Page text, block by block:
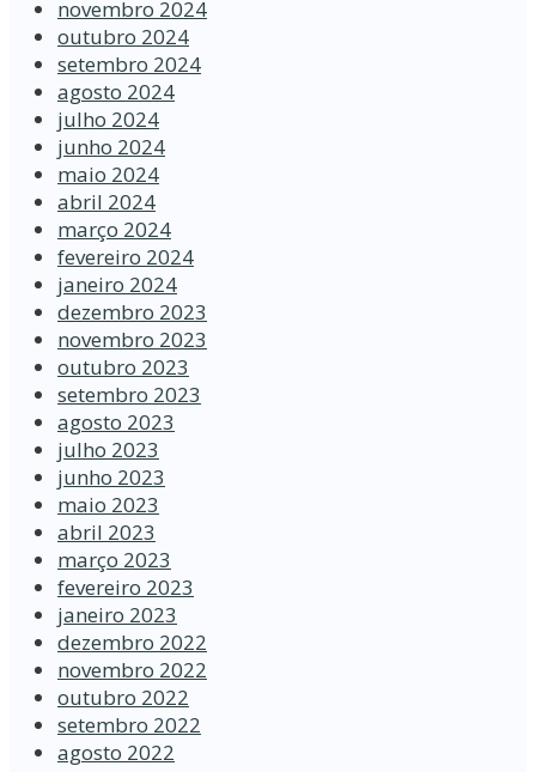
novembro 2024
outubro 2024
setembro 2024
agosto 2024
julho 2024
junho 2024
maio 2024
abril 2024
março 2024
fevereiro 2024
janeiro 2024
dezembro 2023
novembro 2023
outubro 2023
setembro 2023
agosto 2023
julho 2023
junho 2023
maio 2023
abril 2023
março 2023
fevereiro 2023
janeiro 2023
dezembro 2022
novembro 2022
outubro 2022
setembro 2022
agosto 2022